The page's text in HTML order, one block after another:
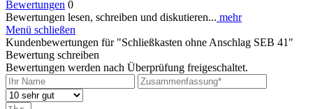
Bewertungen 0
Bewertungen lesen, schreiben und diskutieren... mehr
Menü schließen
Kundenbewertungen für "Schließkasten ohne Anschlag SEB 41"
Bewertung schreiben
Bewertungen werden nach Überprüfung freigeschaltet.